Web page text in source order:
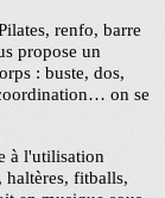
renfo, barre
propose un
: buste, dos,
on se
à l'utilisation
haltères, fitballs,